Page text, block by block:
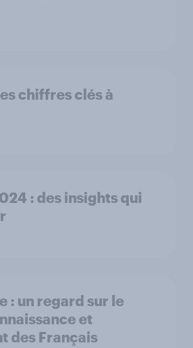
chiffres clés à
: des insights qui
: un regard sur le
et
des Français